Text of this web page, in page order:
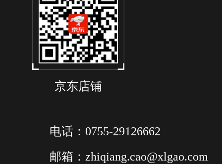
京东店铺
电话：0755-29126662
邮箱：zhiqiang.cao@xlgao.com